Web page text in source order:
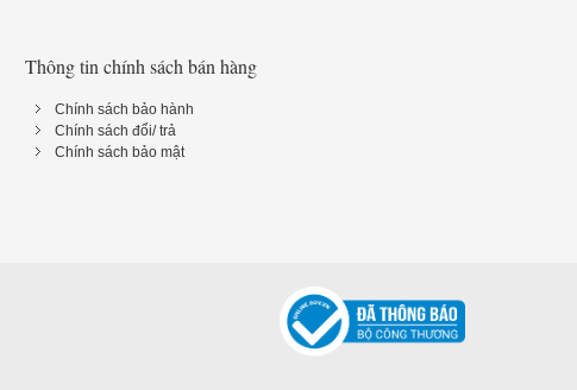
Thông tin chính sách bán hàng
Chính sách bảo hành
Chính sách đổi/ trả
Chính sách bảo mật